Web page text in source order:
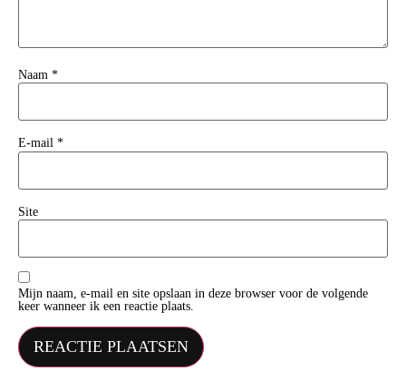
Naam *
E-mail *
Site
Mijn naam, e-mail en site opslaan in deze browser voor de volgende
keer wanneer ik een reactie plaats.